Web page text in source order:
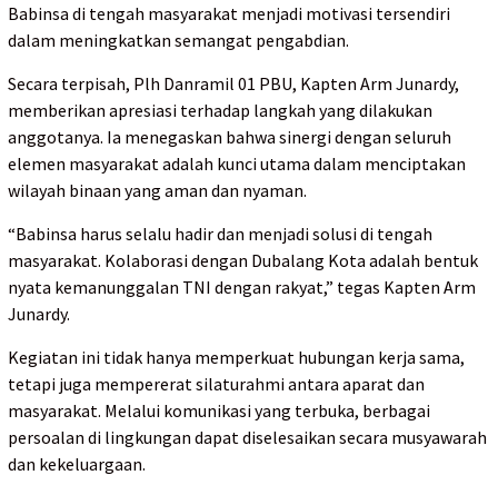
Babinsa di tengah masyarakat menjadi motivasi tersendiri
dalam meningkatkan semangat pengabdian.
Secara terpisah, Plh Danramil 01 PBU, Kapten Arm Junardy,
memberikan apresiasi terhadap langkah yang dilakukan
anggotanya. Ia menegaskan bahwa sinergi dengan seluruh
elemen masyarakat adalah kunci utama dalam menciptakan
wilayah binaan yang aman dan nyaman.
“Babinsa harus selalu hadir dan menjadi solusi di tengah
masyarakat. Kolaborasi dengan Dubalang Kota adalah bentuk
nyata kemanunggalan TNI dengan rakyat,” tegas Kapten Arm
Junardy.
Kegiatan ini tidak hanya memperkuat hubungan kerja sama,
tetapi juga mempererat silaturahmi antara aparat dan
masyarakat. Melalui komunikasi yang terbuka, berbagai
persoalan di lingkungan dapat diselesaikan secara musyawarah
dan kekeluargaan.